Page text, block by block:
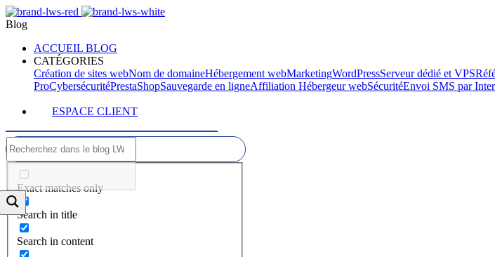
Blog
ACCUEIL BLOG
CATÉGORIES
Création de sites webNom de domaineHébergement webMarketingWordPressServeur dédié et VPS
ProCybersécuritéPrestaShopSauvegarde en ligneAffiliation Hébergeur webSécuritéEnvoi SMS par
ESPACE CLIENT
Exact matches only
Search in title
Search in content